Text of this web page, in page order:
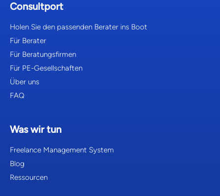
Consultport
Holen Sie den passenden Berater ins Boot
Für Berater
Für Beratungsfirmen
Für PE-Gesellschaften
Über uns
FAQ
Was wir tun
Freelance Management System
Blog
Ressourcen